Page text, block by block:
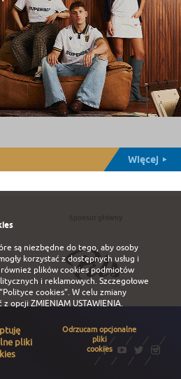
Więcej
są niezbędne do tego, aby osoby
korzystać z dostępnych usług i
plików cookies podmiotów
i reklamowych. Szczegołowe
"Polityce cookies". W celu zmiany
z opcji ZMIENIAM USTAWIENIA.
pliki
Odrzucam opcjonalne
pliki
cookies